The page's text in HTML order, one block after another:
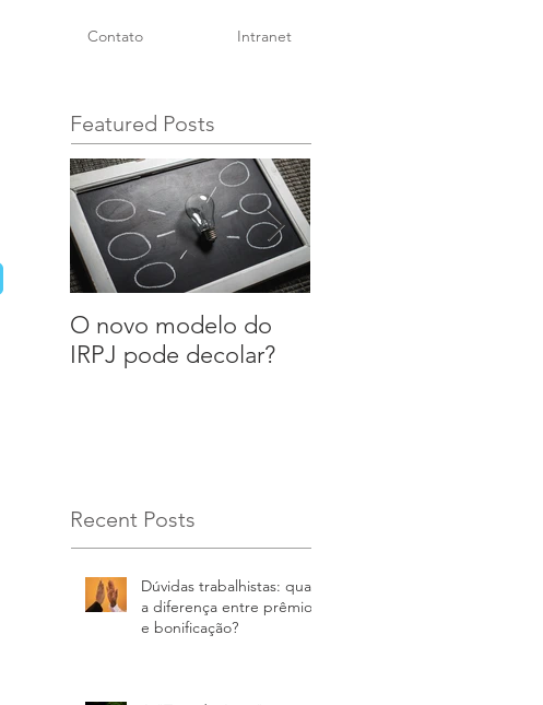
Contato Intranet
Featured Posts
O novo modelo do
IRPJ pode decolar?
Recent Posts
Dúvidas trabalhistas: qual
a diferença entre prêmio
e bonificação?